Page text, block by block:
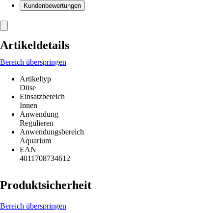
Kundenbewertungen
Artikeldetails
Bereich überspringen
Artikeltyp
Düse
Einsatzbereich
Innen
Anwendung
Regulieren
Anwendungsbereich
Aquarium
EAN
4011708734612
Produktsicherheit
Bereich überspringen